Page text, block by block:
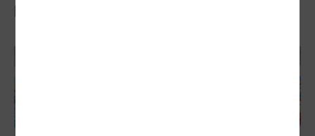
四貸同堂…買股潮 泡沫風險賭身家